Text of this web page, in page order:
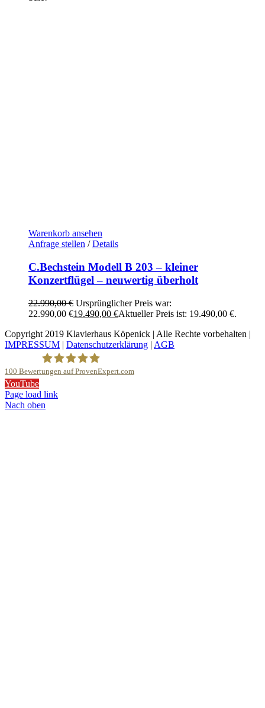
Warenkorb ansehen
Anfrage stellen / Details
C.Bechstein Modell B 203 – kleiner
Konzertflügel – neuwertig überholt
22.990,00€ Ursprünglicher Preis war:
22.990,00 €19.490,00 €Aktueller Preis ist: 19.490,00 €.
Copyright 2019 Klavierhaus Köpenick | Alle Rechte vorbehalten |
IMPRESSUM | Datenschutzerklärung | AGB
Klavierhaus Köpenick Detlef Gustat
100 Bewertungen auf ProvenExpert.com
YouTube
Page load link
Nach oben